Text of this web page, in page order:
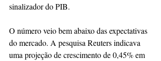
sinalizador do PIB.
O número veio bem abaixo das expectativas
do mercado. A pesquisa Reuters indicava
uma projeção de crescimento de 0,45% em